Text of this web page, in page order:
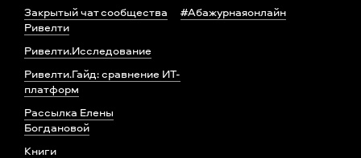
Закрытый чат сообщества
Ривелти
Ривелти.Исследование
Ривелти.Гайд: сравнение ИТ-
платформ
Рассылка Елены
Богдановой
Книги
#Абажурнаяонлайн